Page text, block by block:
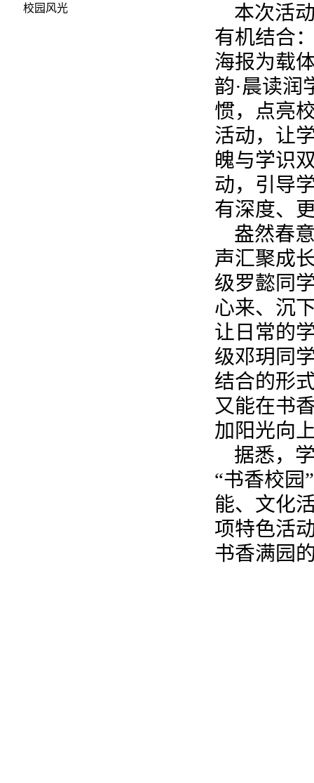
校园风光
本次活
有机结合
海报为载
韵·晨读润
惯，点亮
活动，让
魄与学识
动，引导
有深度、
盎然春
声汇聚成
级罗懿同
心来、沉
让日常的
级邓玥同
结合的形
又能在书
加阳光向
据悉，
“书香校园
能、文化
项特色活
书香满园